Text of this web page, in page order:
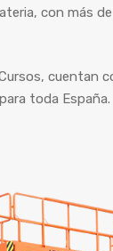
con más
cuentan
toda España.